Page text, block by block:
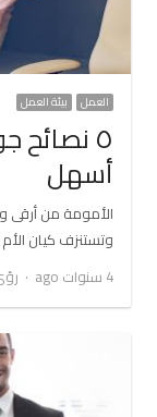
العمل بيئة العمل
٥ نصائح
أسهل
الأمومة من أرقى
وتستنزف كيان
4 سنوات ago